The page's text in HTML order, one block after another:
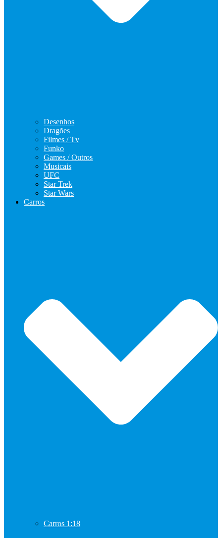
Desenhos
Dragões
Filmes / Tv
Funko
Games / Outros
Musicais
UFC
Star Trek
Star Wars
Carros
Carros 1:18